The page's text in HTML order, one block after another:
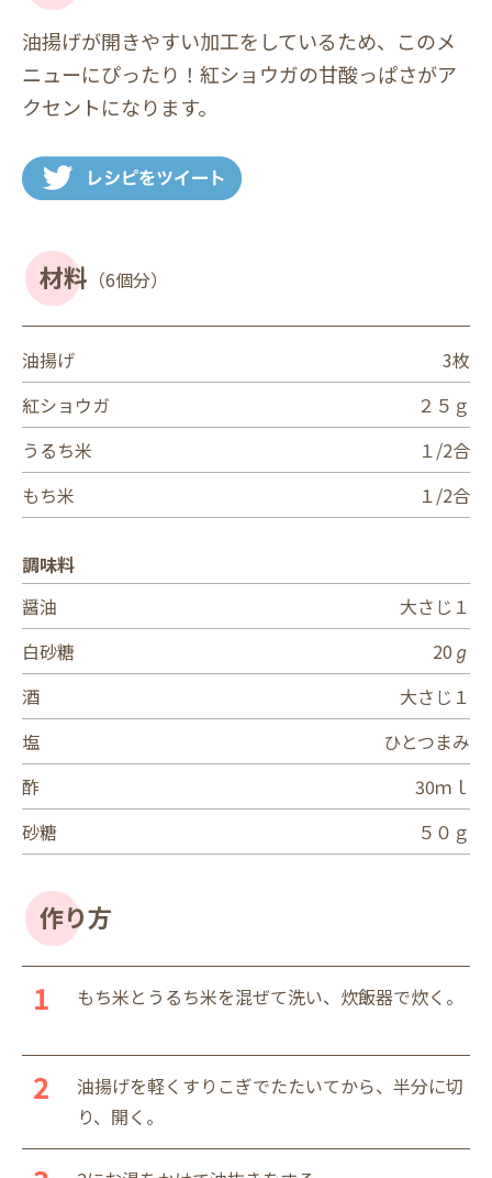
油揚げが開きやすい加工をしているため、このメ
ニューにぴったり！紅ショウガの甘酸っぱさがア
クセントになります。
材料 （6個分）
油揚げ
3枚
紅ショウガ
２５ｇ
うるち米
１/2合
もち米
１/2合
調味料
醤油
大さじ１
白砂糖
20ℊ
酒
大さじ１
塩
ひとつまみ
酢
30ｍｌ
砂糖
５０ｇ
作り方
もち米とうるち米を混ぜて洗い、炊飯器で炊く。
油揚げを軽くすりこぎでたたいてから、半分に切
り、開く。